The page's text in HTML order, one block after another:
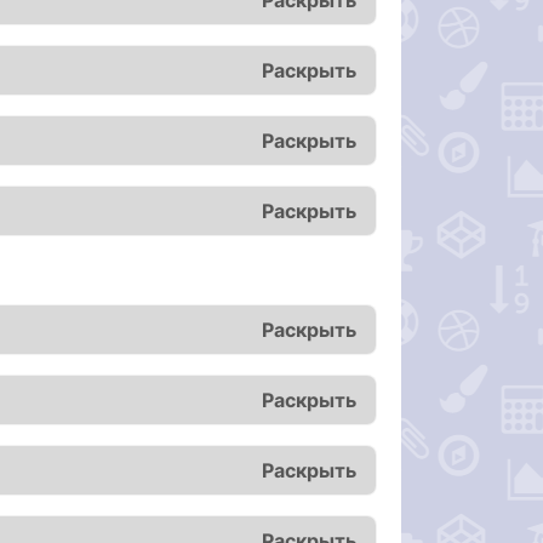
Раскрыть
Раскрыть
Раскрыть
Раскрыть
Раскрыть
Раскрыть